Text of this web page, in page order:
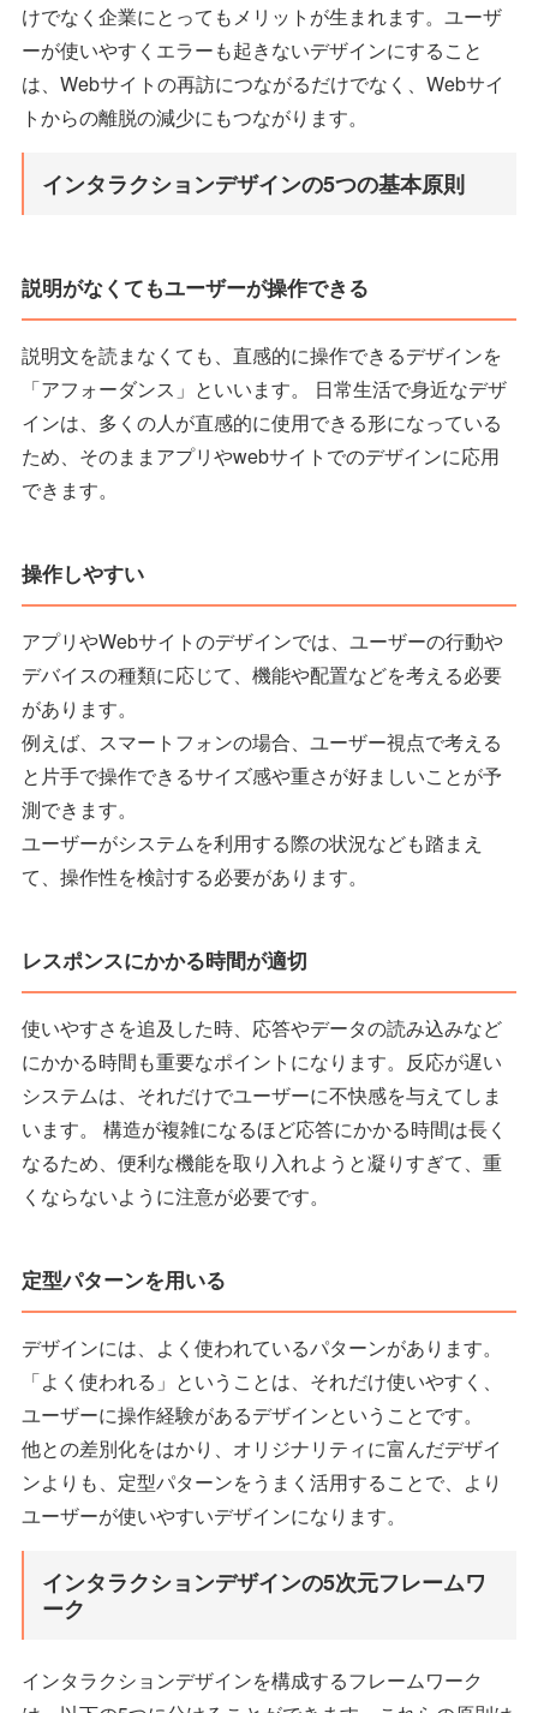
けでなく企業にとってもメリットが生まれます。ユーザ
ーが使いやすくエラーも起きないデザインにすること
は、Webサイトの再訪につながるだけでなく、Webサイ
トからの離脱の減少にもつながります。
インタラクションデザインの5つの基本原則
説明がなくてもユーザーが操作できる
説明文を読まなくても、直感的に操作できるデザインを
「アフォーダンス」といいます。 日常生活で身近なデザ
インは、多くの人が直感的に使用できる形になっている
ため、そのままアプリやwebサイトでのデザインに応用
できます。
操作しやすい
アプリやWebサイトのデザインでは、ユーザーの行動や
デバイスの種類に応じて、機能や配置などを考える必要
があります。
例えば、スマートフォンの場合、ユーザー視点で考える
と片手で操作できるサイズ感や重さが好ましいことが予
測できます。
ユーザーがシステムを利用する際の状況なども踏まえ
て、操作性を検討する必要があります。
レスポンスにかかる時間が適切
使いやすさを追及した時、応答やデータの読み込みなど
にかかる時間も重要なポイントになります。反応が遅い
システムは、それだけでユーザーに不快感を与えてしま
います。 構造が複雑になるほど応答にかかる時間は長く
なるため、便利な機能を取り入れようと凝りすぎて、重
くならないように注意が必要です。
定型パターンを用いる
デザインには、よく使われているパターンがあります。
「よく使われる」ということは、それだけ使いやすく、
ユーザーに操作経験があるデザインということです。
他との差別化をはかり、オリジナリティに富んだデザイ
ンよりも、定型パターンをうまく活用することで、より
ユーザーが使いやすいデザインになります。
インタラクションデザインの5次元フレームワ
ーク
インタラクションデザインを構成するフレームワーク